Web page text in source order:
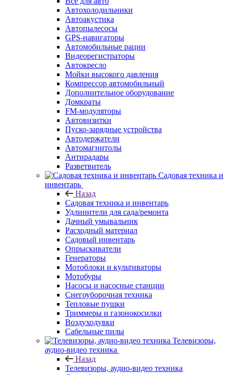
Автохолодильники
Автоакустика
Автопылесосы
GPS-навигаторы
Автомобильные рации
Видеорегистраторы
Автокресло
Мойки высокого давления
Компрессор автомобильный
Дополнительное оборудование
Домкраты
FM-модуляторы
Автовизитки
Пуско-зарядные устройства
Автодержатели
Автомагнитолы
Антирадары
Разветвитель
Садовая техника и
инвентарь
Назад
Садовая техника и инвентарь
Удлинители для сада/ремонта
Дачный умывальник
Расходный материал
Садовый инвентарь
Опрыскиватели
Генераторы
Мотоблоки и культиваторы
Мотобуры
Насосы и насосные станции
Снегоуборочная техника
Тепловые пушки
Триммеры и газонокосилки
Воздуходувки
Сабельные пилы
Телевизоры,
аудио-видео техника
Назад
Телевизоры, аудио-видео техника